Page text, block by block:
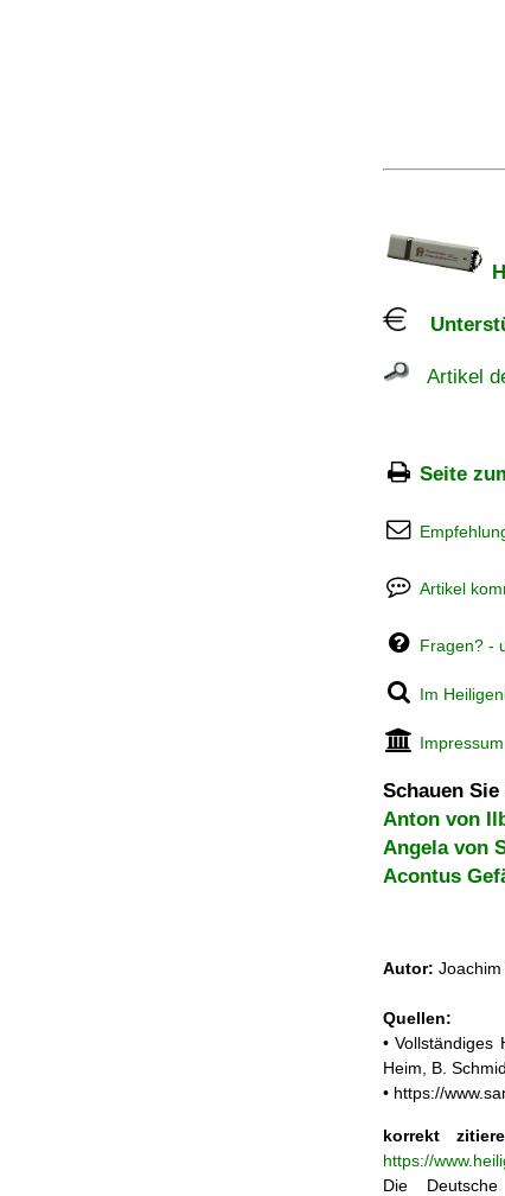
Artikel
Seite
Artikel
Fragen? -
Im
Impressum
Schauen
Anton von
Angela von
Acontus
Autor:
Quellen:
•
Heim, B.
• https://
korrekt
https://
Die